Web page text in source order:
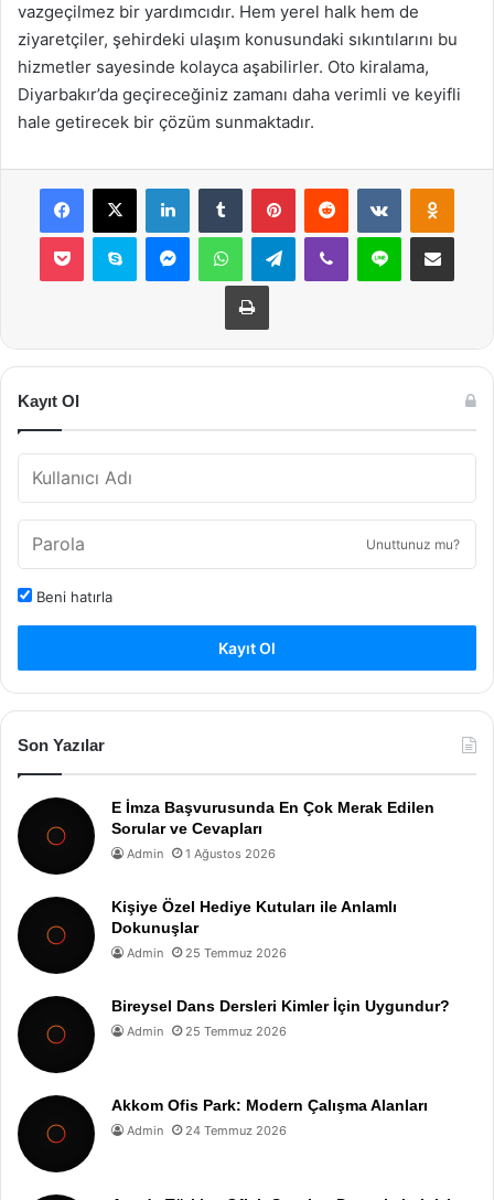
vazgeçilmez bir yardımcıdır. Hem yerel halk hem de
ziyaretçiler, şehirdeki ulaşım konusundaki sıkıntılarını bu
hizmetler sayesinde kolayca aşabilirler. Oto kiralama,
Diyarbakır’da geçireceğiniz zamanı daha verimli ve keyifli
hale getirecek bir çözüm sunmaktadır.
Facebook
X LinkedInTumblr PinterestReddit VKontakte
Pocket Skype MessengerWhatsAppTelegramViber Line E-Posta ile
Yazdır
Kayıt Ol
Unuttunuz mu?
Beni hatırla
Kayıt Ol
Son Yazılar
E İmza Başvurusunda En Çok Merak Edilen
Sorular ve Cevapları
Admin 1 Ağustos 2026
Kişiye Özel Hediye Kutuları ile Anlamlı
Dokunuşlar
Admin 25 Temmuz 2026
Bireysel Dans Dersleri Kimler İçin Uygundur?
Admin 25 Temmuz 2026
Akkom Ofis Park: Modern Çalışma Alanları
Admin 24 Temmuz 2026